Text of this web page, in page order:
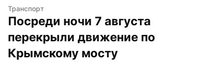
Транспорт
Посреди ночи 7 августа
перекрыли движение по
Крымскому мосту